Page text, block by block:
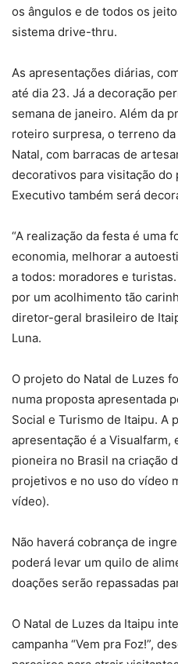
os ângulos e de todos os
sistema drive-thru.
As apresentações diárias,
até dia 23. Já a decoração
semana de janeiro. Além da
roteiro surpresa, o terreno
Natal, com barracas de
decorativos para visitação
Executivo também será
“A realização da festa é uma
economia, melhorar a
a todos: moradores e
por um acolhimento tão
diretor-geral brasileiro de
Luna.
O projeto do Natal de Luzes
numa proposta apresentada
Social e Turismo de Itaipu. A
apresentação é a Visualfarm,
pioneira no Brasil na criação
projetivos e no uso do vídeo
vídeo).
Não haverá cobrança de
poderá levar um quilo de
doações serão repassadas
O Natal de Luzes da Itaipu
campanha “Vem pra Foz!”,